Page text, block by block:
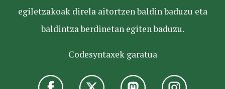
egiletzakoak direla aitortzen baldin baduzu eta
baldintza berdinetan egiten baduzu.
Codesyntaxek garatua